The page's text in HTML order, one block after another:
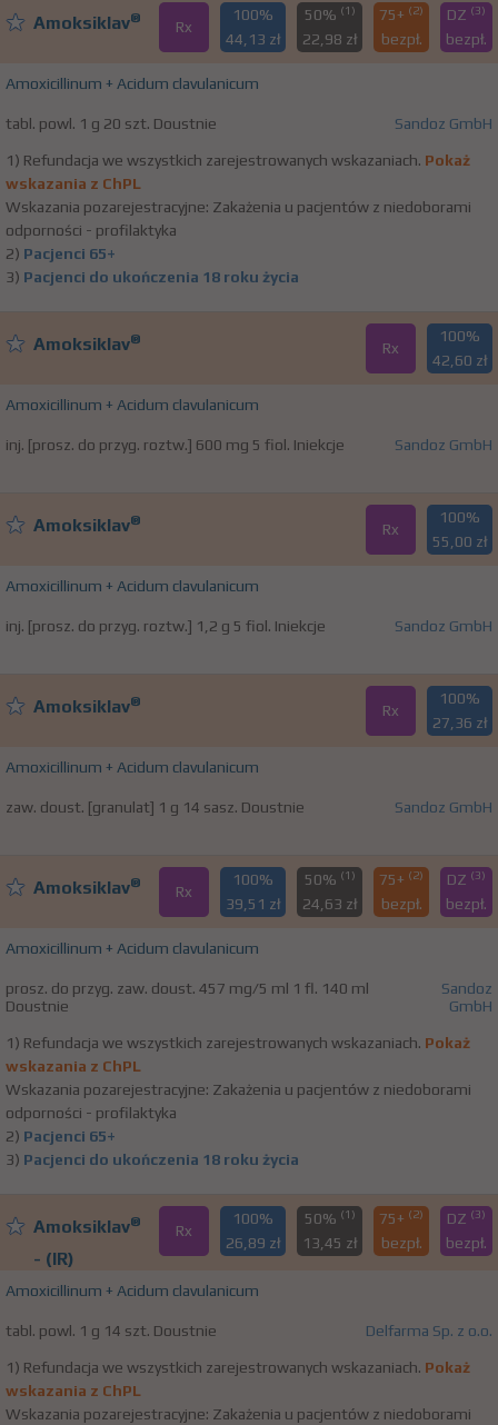
Amoksiklav® Rx
100%
44,13 zł
50% (1)
22,98 zł
75+ (2)
bezpł.
DZ (3)
bezpł.
Amoxicillinum + Acidum clavulanicum
tabl. powl. 1 g 20 szt. Doustnie Sandoz GmbH
1) Refundacja we wszystkich zarejestrowanych wskazaniach. Pokaż
wskazania z ChPL
Wskazania pozarejestracyjne: Zakażenia u pacjentów z niedoborami
odporności - profilaktyka
2) Pacjenci 65+
3) Pacjenci do ukończenia 18 roku życia
Amoksiklav® Rx
100%
42,60 zł
Amoxicillinum + Acidum clavulanicum
inj. [prosz. do przyg. roztw.] 600 mg 5 fiol. Iniekcje Sandoz GmbH
Amoksiklav® Rx
100%
55,00 zł
Amoxicillinum + Acidum clavulanicum
inj. [prosz. do przyg. roztw.] 1,2 g 5 fiol. Iniekcje Sandoz GmbH
Amoksiklav® Rx
100%
27,36 zł
Amoxicillinum + Acidum clavulanicum
zaw. doust. [granulat] 1 g 14 sasz. Doustnie Sandoz GmbH
Amoksiklav® Rx
100%
39,51 zł
50% (1)
24,63 zł
75+ (2)
bezpł.
DZ (3)
bezpł.
Amoxicillinum + Acidum clavulanicum
prosz. do przyg. zaw. doust. 457 mg/5 ml 1 fl. 140 ml
Doustnie
Sandoz
GmbH
1) Refundacja we wszystkich zarejestrowanych wskazaniach. Pokaż
wskazania z ChPL
Wskazania pozarejestracyjne: Zakażenia u pacjentów z niedoborami
odporności - profilaktyka
2) Pacjenci 65+
3) Pacjenci do ukończenia 18 roku życia
Amoksiklav®
- (IR)
Rx
100%
26,89 zł
50% (1)
13,45 zł
75+ (2)
bezpł.
DZ (3)
bezpł.
Amoxicillinum + Acidum clavulanicum
tabl. powl. 1 g 14 szt. Doustnie Delfarma Sp. z o.o.
1) Refundacja we wszystkich zarejestrowanych wskazaniach. Pokaż
wskazania z ChPL
Wskazania pozarejestracyjne: Zakażenia u pacjentów z niedoborami